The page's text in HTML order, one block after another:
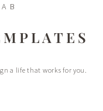
a life that works for you.